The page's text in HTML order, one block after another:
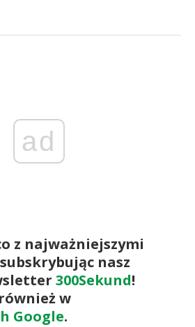
ad
z najważniejszymi
nasz
300Sekund!
w
Google.